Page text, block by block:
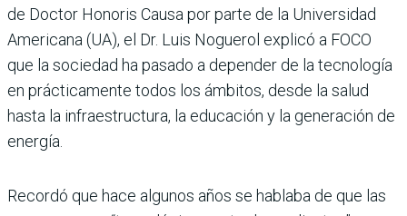
de Doctor Honoris Causa por parte de la Universidad
Americana (UA), el Dr. Luis Noguerol explicó a FOCO
que la sociedad ha pasado a depender de la tecnología
en prácticamente todos los ámbitos, desde la salud
hasta la infraestructura, la educación y la generación de
energía.
Recordó que hace algunos años se hablaba de que las